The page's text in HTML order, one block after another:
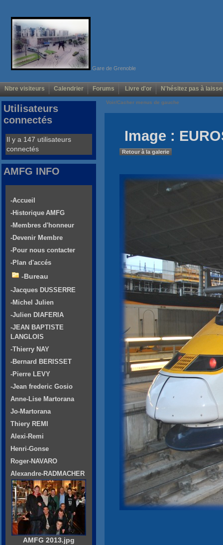
Gare de Grenoble
Nbre visiteurs Calendrier Forums Livre d'or N'hésitez pas à
Voir/Cacher menus de gauche
Image :
Retour à la galerie
Utilisateurs
connectés
Il y a 147 utilisateurs
connectés
AMFG INFO
-Accueil
-Historique AMFG
-Membres d'honneur
-Devenir Membre
-Pour nous contacter
-Plan d'accés
-Bureau
-Jacques DUSSERRE
-Michel Julien
-Julien DIAFERIA
-JEAN BAPTISTE
LANGLOIS
-Thierry NAY
-Bernard BERISSET
-Pierre LEVY
-Jean frederic Gosio
Anne-Lise Martorana
Jo-Martorana
Thiery REMI
Alexi-Remi
Henri-Gonse
Roger-NAVARO
Alexandre-RADMACHER
AMFG 2013.jpg